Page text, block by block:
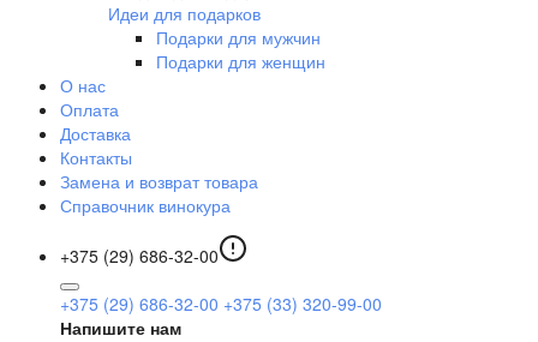
Идеи для подарков
Подарки для мужчин
Подарки для женщин
О нас
Оплата
Доставка
Контакты
Замена и возврат товара
Справочник винокура
+375 (29) 686-32-00
+375 (29) 686-32-00 +375 (33) 320-99-00
Напишите нам